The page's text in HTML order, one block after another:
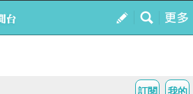
我的
訂閱